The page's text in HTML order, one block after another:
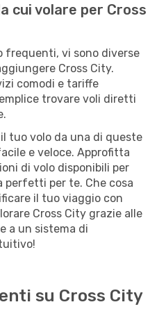
cui volare per Cross
frequenti, vi sono diverse
Cross City.
comodi e tariffe
trovare voli diretti
tuo volo da una di queste
e veloce. Approfitta
di volo disponibili per
perfetti per te. Che cosa
il tuo viaggio con
Cross City grazie alle
a un sistema di
su Cross City